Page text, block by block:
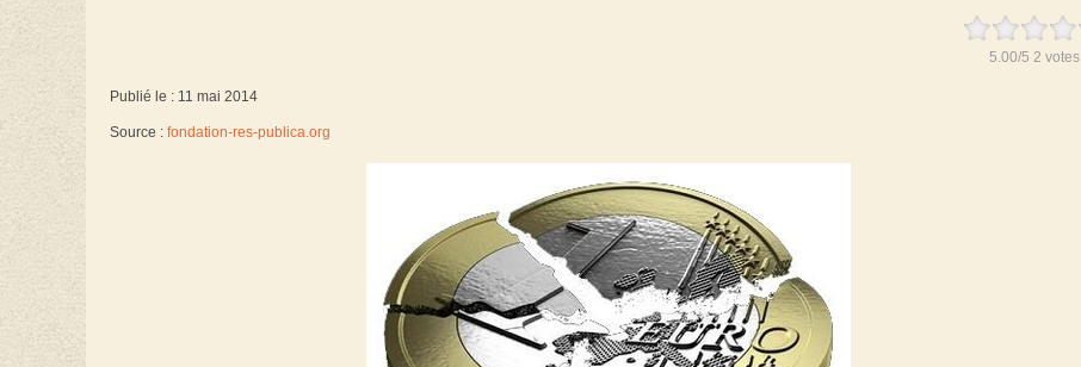
5.00/5 2 votes
Publié le : 11 mai 2014
Source : fondation-res-publica.org